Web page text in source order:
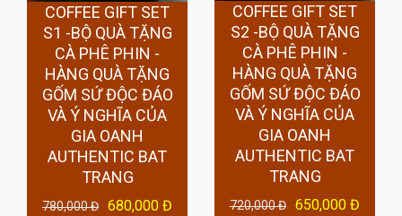
COFFEE GIFT SET
S1 -BỘ QUÀ TẶNG
CÀ PHÊ PHIN -
HÀNG QUÀ TẶNG
GỐM SỨ ĐỘC ĐÁO
VÀ Ý NGHĨA CỦA
GIA OANH
AUTHENTIC BAT
TRANG
780,000 Đ 680,000 Đ
COFFEE GIFT SET
S2 -BỘ QUÀ TẶNG
CÀ PHÊ PHIN -
HÀNG QUÀ TẶNG
GỐM SỨ ĐỘC ĐÁO
VÀ Ý NGHĨA CỦA
GIA OANH
AUTHENTIC BAT
TRANG
720,000 Đ 650,000 Đ